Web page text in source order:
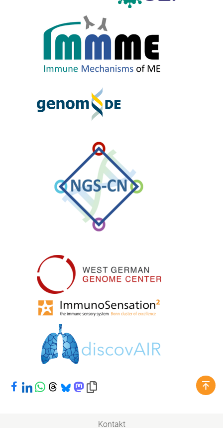
Bei Facebook teilen
Bei LinkedIn teilen
Bei WhatsApp teilen
Bei Threads teilen
Bei Bluesky teilen
Bei Mastodon teilen
Link in die Zwischenablage kopieren
Kontakt